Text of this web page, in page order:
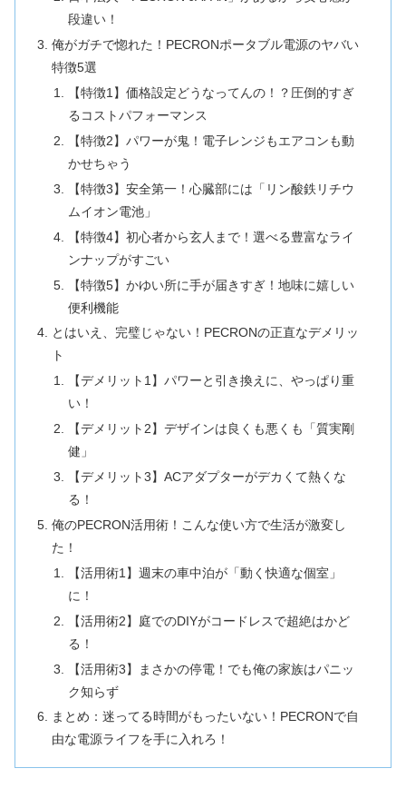
段違い！
俺がガチで惚れた！PECRONポータブル電源のヤバい
特徴5選
【特徴1】価格設定どうなってんの！？圧倒的すぎ
るコストパフォーマンス
【特徴2】パワーが鬼！電子レンジもエアコンも動
かせちゃう
【特徴3】安全第一！心臓部には「リン酸鉄リチウ
ムイオン電池」
【特徴4】初心者から玄人まで！選べる豊富なライ
ンナップがすごい
【特徴5】かゆい所に手が届きすぎ！地味に嬉しい
便利機能
とはいえ、完璧じゃない！PECRONの正直なデメリッ
ト
【デメリット1】パワーと引き換えに、やっぱり重
い！
【デメリット2】デザインは良くも悪くも「質実剛
健」
【デメリット3】ACアダプターがデカくて熱くな
る！
俺のPECRON活用術！こんな使い方で生活が激変し
た！
【活用術1】週末の車中泊が「動く快適な個室」
に！
【活用術2】庭でのDIYがコードレスで超絶はかど
る！
【活用術3】まさかの停電！でも俺の家族はパニッ
ク知らず
まとめ：迷ってる時間がもったいない！PECRONで自
由な電源ライフを手に入れろ！